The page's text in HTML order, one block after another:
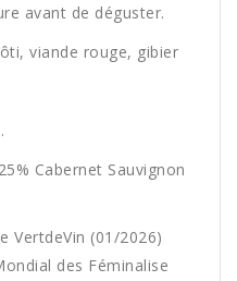
avant de déguster.
viande rouge, gibier
Cabernet Sauvignon
VertdeVin (01/2026)
des Féminalise